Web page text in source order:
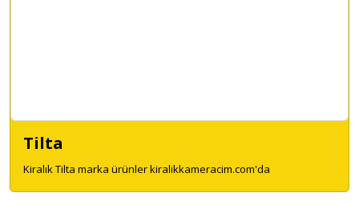
Tilta
Kiralık Tilta marka ürünler kiralikkameracim.com'da